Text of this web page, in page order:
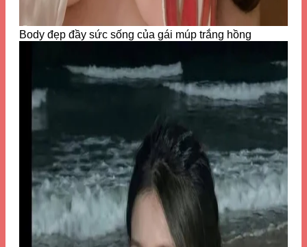
Body đẹp đầy sức sống của gái múp trắng hồng